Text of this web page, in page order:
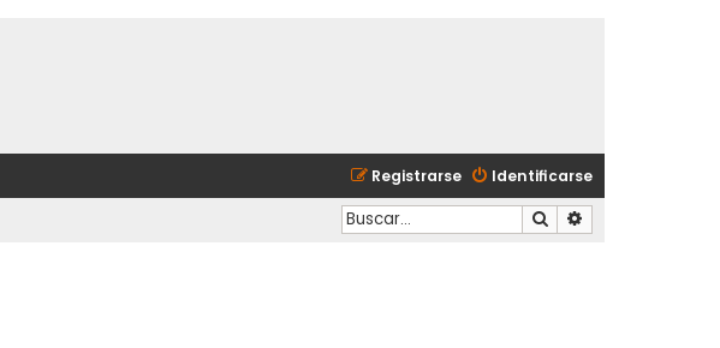
Identificarse
Registrarse
Buscar